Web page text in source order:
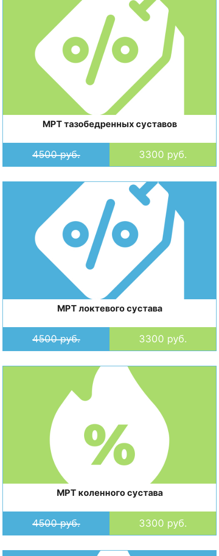
МРТ тазобедренных суставов
4500 руб. 3300 руб.
МРТ локтевого сустава
4500 руб. 3300 руб.
МРТ коленного сустава
4500 руб. 3300 руб.